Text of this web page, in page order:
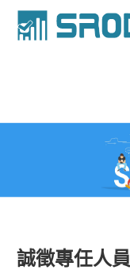
誠徵專任人員